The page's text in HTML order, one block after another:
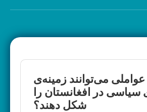
می‌توانند زمینه‌ی
سیاسی در افغانستان را
شکل دهند؟